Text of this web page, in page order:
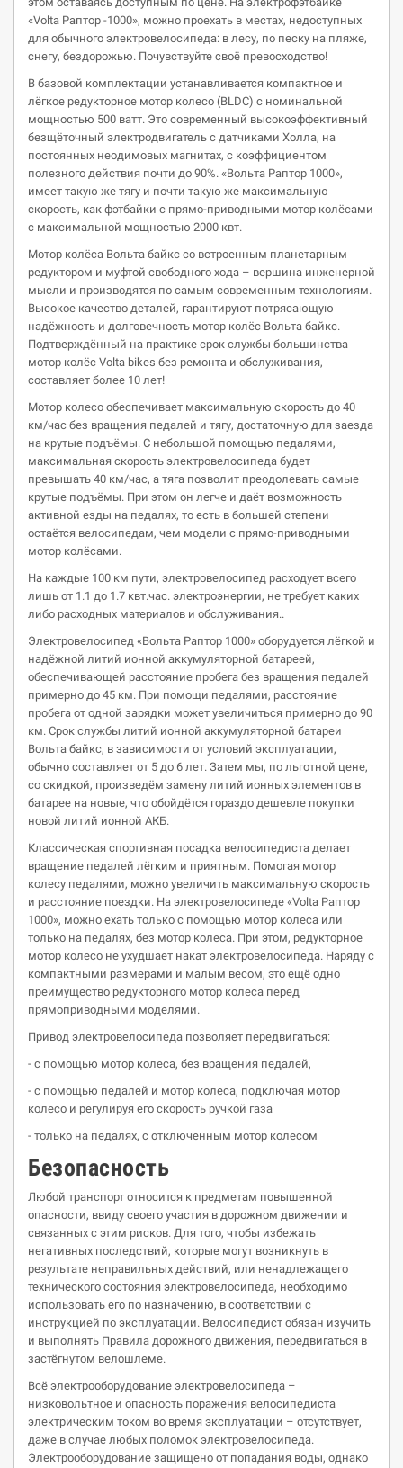
«Volta Раптор -1000», можно проехать в местах, недоступных
для обычного электровелосипеда: в лесу, по песку на пляже,
снегу, бездорожью. Почувствуйте своё превосходство!
В базовой комплектации устанавливается компактное и
лёгкое редукторное мотор колесо (BLDC) с номинальной
мощностью 500 ватт. Это современный высокоэффективный
безщёточный электродвигатель с датчиками Холла, на
постоянных неодимовых магнитах, с коэффициентом
полезного действия почти до 90%. «Вольта Раптор 1000»,
имеет такую же тягу и почти такую же максимальную
скорость, как фэтбайки с прямо-приводными мотор колёсами
с максимальной мощностью 2000 квт.
Мотор колёса Вольта байкс со встроенным планетарным
редуктором и муфтой свободного хода – вершина инженерной
мысли и производятся по самым современным технологиям.
Высокое качество деталей, гарантируют потрясающую
надёжность и долговечность мотор колёс Вольта байкс.
Подтверждённый на практике срок службы большинства
мотор колёс Volta bikes без ремонта и обслуживания,
составляет более 10 лет!
Мотор колесо обеспечивает максимальную скорость до 40
км/час без вращения педалей и тягу, достаточную для заезда
на крутые подъёмы. С небольшой помощью педалями,
максимальная скорость электровелосипеда будет
превышать 40 км/час, а тяга позволит преодолевать самые
крутые подъёмы. При этом он легче и даёт возможность
активной езды на педалях, то есть в большей степени
остаётся велосипедам, чем модели с прямо-приводными
мотор колёсами.
На каждые 100 км пути, электровелосипед расходует всего
лишь от 1.1 до 1.7 квт.час. электроэнергии, не требует каких
либо расходных материалов и обслуживания..
Электровелосипед «Вольта Раптор 1000» оборудуется лёгкой и
надёжной литий ионной аккумуляторной батареей,
обеспечивающей расстояние пробега без вращения педалей
примерно до 45 км. При помощи педалями, расстояние
пробега от одной зарядки может увеличиться примерно до 90
км. Срок службы литий ионной аккумуляторной батареи
Вольта байкс, в зависимости от условий эксплуатации,
обычно составляет от 5 до 6 лет. Затем мы, по льготной цене,
со скидкой, произведём замену литий ионных элементов в
батарее на новые, что обойдётся гораздо дешевле покупки
новой литий ионной АКБ.
Классическая спортивная посадка велосипедиста делает
вращение педалей лёгким и приятным. Помогая мотор
колесу педалями, можно увеличить максимальную скорость
и расстояние поездки. На электровелосипеде «Volta Раптор
1000», можно ехать только с помощью мотор колеса или
только на педалях, без мотор колеса. При этом, редукторное
мотор колесо не ухудшает накат электровелосипеда. Наряду с
компактными размерами и малым весом, это ещё одно
преимущество редукторного мотор колеса перед
прямоприводными моделями.
Привод электровелосипеда позволяет передвигаться:
- с помощью мотор колеса, без вращения педалей,
- с помощью педалей и мотор колеса, подключая мотор
колесо и регулируя его скорость ручкой газа
- только на педалях, с отключенным мотор колесом
Безопасность
Любой транспорт относится к предметам повышенной
опасности, ввиду своего участия в дорожном движении и
связанных с этим рисков. Для того, чтобы избежать
негативных последствий, которые могут возникнуть в
результате неправильных действий, или ненадлежащего
технического состояния электровелосипеда, необходимо
использовать его по назначению, в соответствии с
инструкцией по эксплуатации. Велосипедист обязан изучить
и выполнять Правила дорожного движения, передвигаться в
застёгнутом велошлеме.
Всё электрооборудование электровелосипеда –
низковольтное и опасность поражения велосипедиста
электрическим током во время эксплуатации – отсутствует,
даже в случае любых поломок электровелосипеда.
Электрооборудование защищено от попадания воды, однако